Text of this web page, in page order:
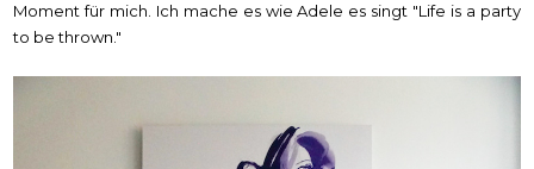
Moment für mich. Ich mache es wie Adele es singt "Life is a party
to be thrown."